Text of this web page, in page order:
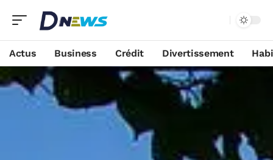
Actus Business Crédit Divertissement